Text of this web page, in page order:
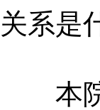
关系是
本院